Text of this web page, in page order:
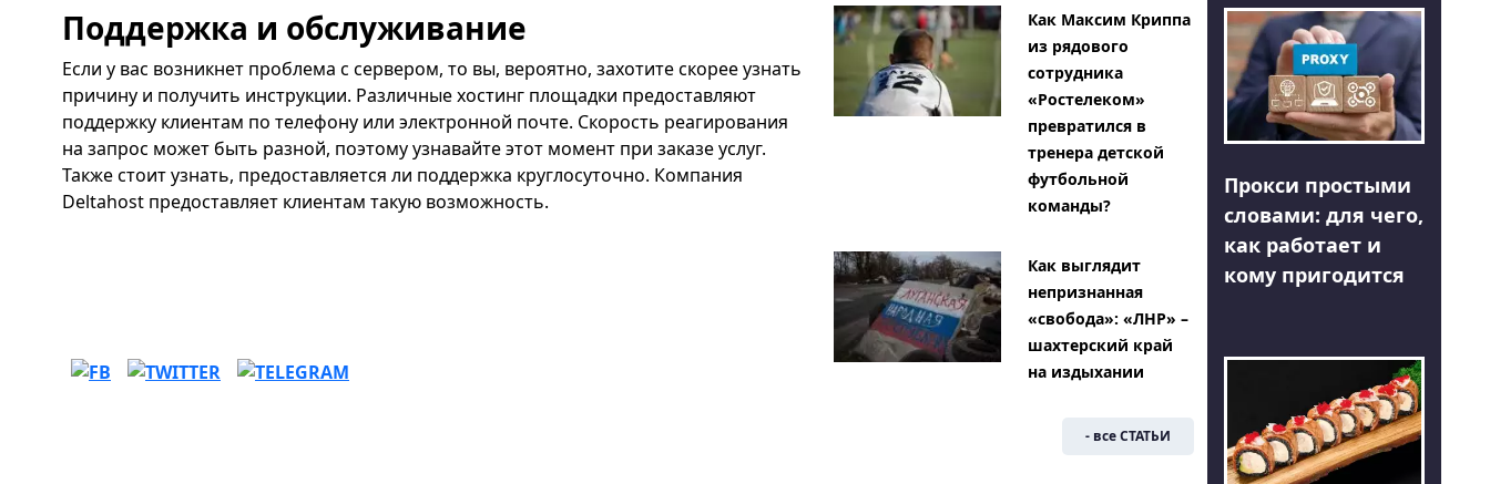
Поддержка и обслуживание
Если у вас возникнет проблема с сервером, то вы, вероятно, захотите скорее узнать
причину и получить инструкции. Различные хостинг площадки предоставляют
поддержку клиентам по телефону или электронной почте. Скорость реагирования
на запрос может быть разной, поэтому узнавайте этот момент при заказе услуг.
Также стоит узнать, предоставляется ли поддержка круглосуточно. Компания
Deltahost предоставляет клиентам такую возможность.
Как Максим Криппа
из рядового
сотрудника
«Ростелеком»
превратился в
тренера детской
футбольной
команды?
Как выглядит
непризнанная
«свобода»: «ЛНР» –
шахтерский край
на издыхании
- все СТАТЬИ
Прокси простыми
словами: для чего,
как работает и
кому пригодится